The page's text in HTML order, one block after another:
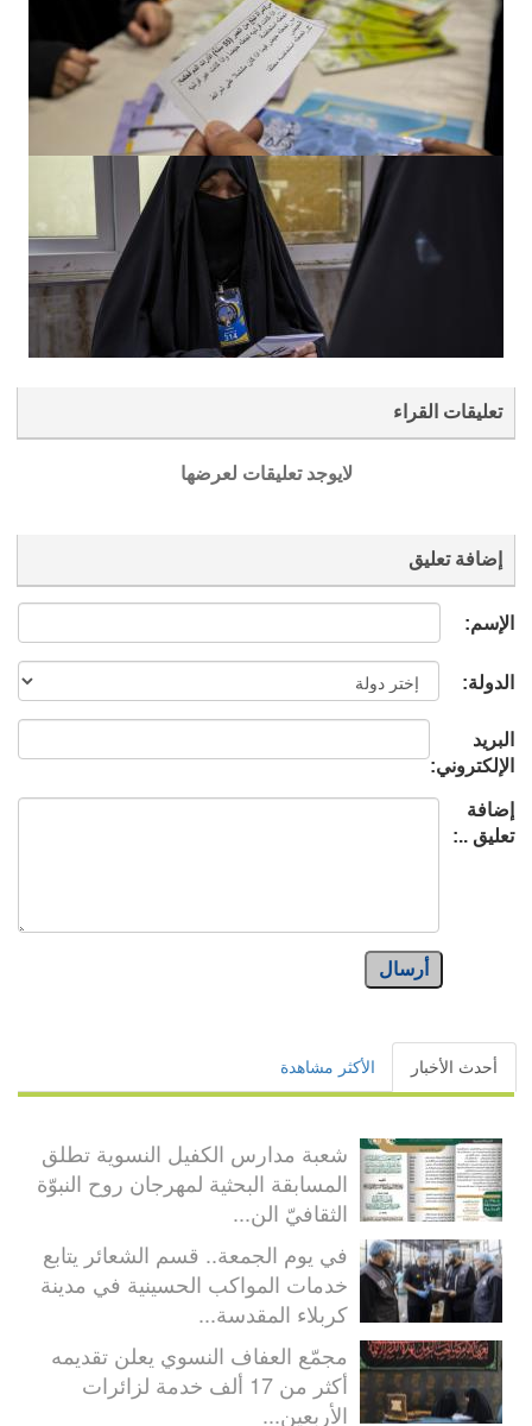
تعليقات القراء
لايوجد تعليقات لعرضها
إضافة تعليق
الإسم:
الدولة:
البريد
الإلكتروني:
إضافة
تعليق ..:
أرسال
أحدث الأخبار الأكثر مشاهدة
شعبة مدارس الكفيل النسوية تطلق
المسابقة البحثية لمهرجان روح النبوّة
الثقافيّ الن...
في يوم الجمعة.. قسم الشعائر يتابع
خدمات المواكب الحسينية في مدينة
كربلاء المقدسة...
مجمّع العفاف النسوي يعلن تقديمه
أكثر من 17 ألف خدمة لزائرات
الأربعين...